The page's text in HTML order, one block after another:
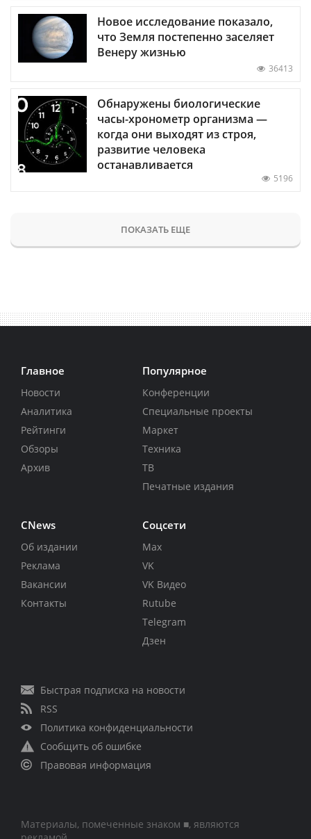
Новое исследование показало,
что Земля постепенно заселяет
Венеру жизнью
36413
Обнаружены биологические
часы-хронометр организма —
когда они выходят из строя,
развитие человека
останавливается
5196
ПОКАЗАТЬ ЕЩЕ
Главное
Новости
Аналитика
Рейтинги
Обзоры
Архив
Популярное
Конференции
Специальные проекты
Маркет
Техника
ТВ
Печатные издания
CNews
Об издании
Реклама
Вакансии
Контакты
Соцсети
Max
VK
VK Видео
Rutube
Telegram
Дзен
Быстрая подписка на новости
RSS
Политика конфиденциальности
Сообщить об ошибке
Правовая информация
Материалы, помеченные знаком ■, являются